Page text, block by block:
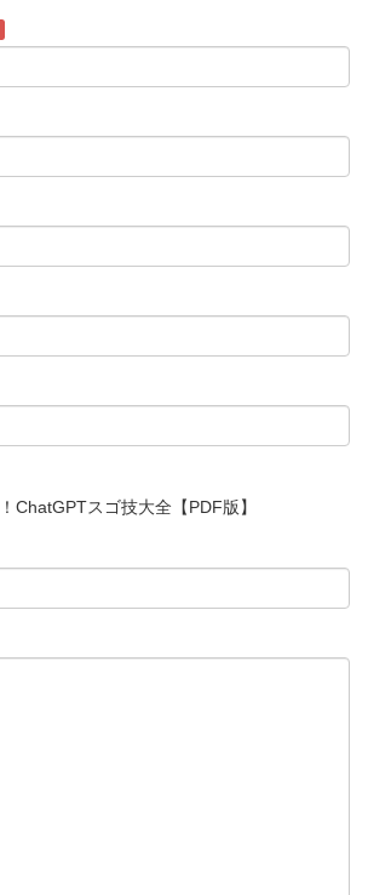
ChatGPTスゴ技大全【PDF版】